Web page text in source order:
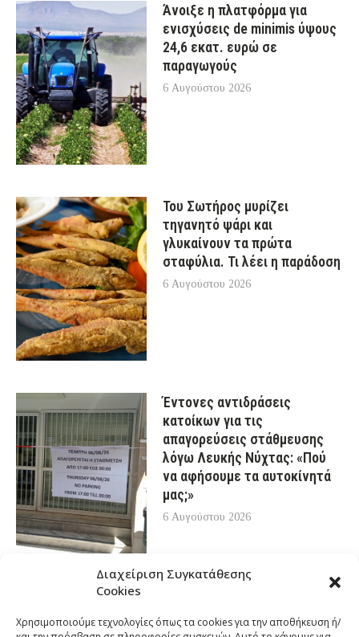
Διαχείριση Συγκατάθεσης
Cookies
Χρησιμοποιούμε τεχνολογίες όπως τα cookies για την αποθήκευση ή/
Άνοιξε η πλατφόρμα για
ενισχύσεις de minimis ύψους
24,6 εκατ. ευρώ σε
παραγωγούς
6 Αυγούστου 2026
Του Σωτήρος μυρίζει
τηγανητό ψάρι και
γλυκαίνουν τα πρώτα
σταφύλια. Τι λέει η παράδοση
6 Αυγούστου 2026
Έντονες αντιδράσεις
κατοίκων για τις
απαγορεύσεις στάθμευσης
λόγω Λευκής Νύχτας: «Πού
να αφήσουμε τα αυτοκίνητά
μας;»
6 Αυγούστου 2026